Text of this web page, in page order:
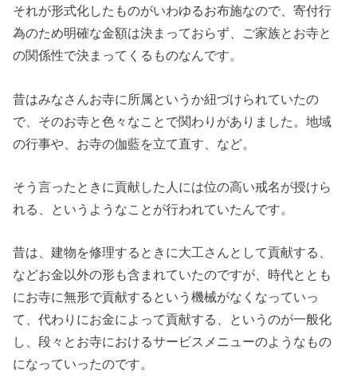
それが形式化したものがいわゆるお布施なので、寄付行
為のため明確な金額は決まっておらず、ご家族とお寺と
の関係性で決まってくるものなんです。
昔はみなさんお寺に所属というか紐づけられていたの
で、そのお寺と色々なことで関わりがありました。地域
の行事や、 お寺の伽藍を立て直す 、など。
そう言ったときに貢献した人には位の高い戒名が授けら
れる、というようなことが行われていたんです。
昔は、建物を修理するときに大工さんとして貢献する、
などお金以外の形も含まれていたのですが、時代ととも
にお寺に無形で貢献するという機械がなくなっていっ
て、代わりにお金によって貢献する、というのが一般化
し、段々とお寺におけるサービスメニューのようなもの
になっていったのです。